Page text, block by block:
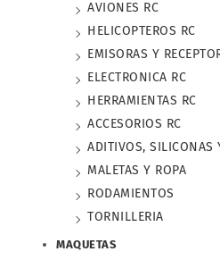
AVIONES RC
HELICOPTEROS RC
EMISORAS Y
ELECTRONICA RC
HERRAMIENTAS RC
ACCESORIOS RC
ADITIVOS, SILICONAS
MALETAS Y ROPA
RODAMIENTOS
TORNILLERIA
MAQUETAS